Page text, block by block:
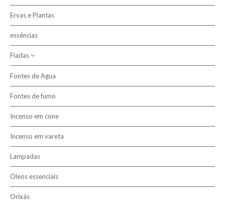
Ervas e Plantas
essências
Fiadas
6mm
8mm
10mm
Fontes de Agua
Fontes de fumo
Incenso em cone
Incenso em vareta
Lampadas
Oleos essenciais
Orixás